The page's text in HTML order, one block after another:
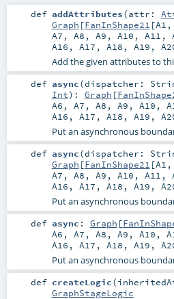
def addAttributes(attr:
Graph [FanInShape21 [A1 ,
A7 , A8 , A9 , A10 , A11 ,
A16 , A17 , A18 , A19 ,
Add the given attributes to
def async(dispatcher:
Int) : Graph [
A6 , A7 , A8 , A9 , A10 ,
A16 , A17 , A18 , A19 ,
Put an asynchronous
def async(dispatcher:
Graph [FanInShape21 [A1 ,
A7 , A8 , A9 , A10 , A11 ,
A16 , A17 , A18 , A19 ,
Put an asynchronous
def async : Graph [
A6 , A7 , A8 , A9 , A10 ,
A16 , A17 , A18 , A19 ,
Put an asynchronous
def createLogic(
GraphStageLogic